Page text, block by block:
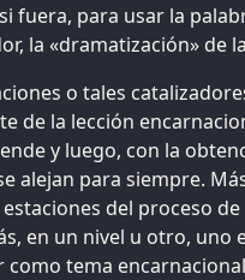
fuera, para usar la
la «dramatización» de
o tales
de la lección
y luego, con la
alejan para siempre.
del proceso
en un nivel u otro, uno
como tema